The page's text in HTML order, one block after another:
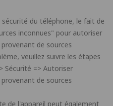
du téléphone, le fait de
inconnues" pour autoriser
de sources
veuillez suivre les étapes
Sécurité => Autoriser
de sources
de l'appareil peut également